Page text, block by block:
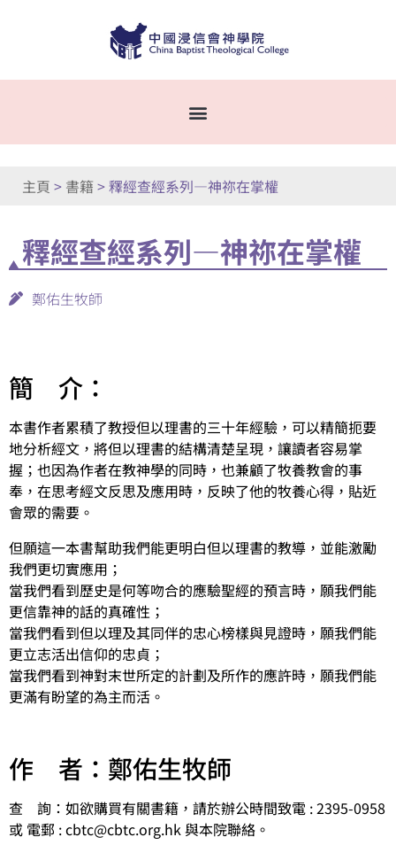
主頁 > 書籍 >釋經查經系列—神祢在掌權
釋經查經系列—神祢在掌權
鄭佑生牧師
簡 介：
本書作者累積了教授但以理書的三十年經驗，可以精簡扼要
地分析經文，將但以理書的結構清楚呈現，讓讀者容易掌
握；也因為作者在教神學的同時，也兼顧了牧養教會的事
奉，在思考經文反思及應用時，反映了他的牧養心得，貼近
會眾的需要。
但願這一本書幫助我們能更明白但以理書的教導，並能激勵
我們更切實應用；
當我們看到歷史是何等吻合的應驗聖經的預言時，願我們能
更信靠神的話的真確性；
當我們看到但以理及其同伴的忠心榜樣與見證時，願我們能
更立志活出信仰的忠貞；
當我們看到神對末世所定的計劃及所作的應許時，願我們能
更滿有盼望的為主而活。
作 者：鄭佑生牧師
查 詢：如欲購買有關書籍，請於辦公時間致電 : 2395-0958
或 電郵 : cbtc@cbtc.org.hk 與本院聯絡。